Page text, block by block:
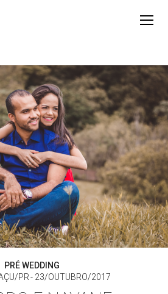
PRÉ WEDDING
PR
23/OUTUBRO/2017